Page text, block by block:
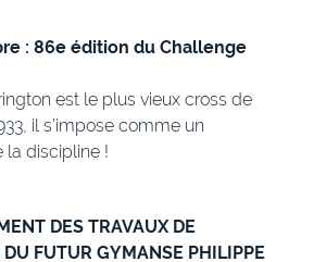
: 86e édition du Challenge
est le plus vieux cross de
il s’impose comme un
la discipline !
DES TRAVAUX DE
FUTUR GYMANSE PHILIPPE